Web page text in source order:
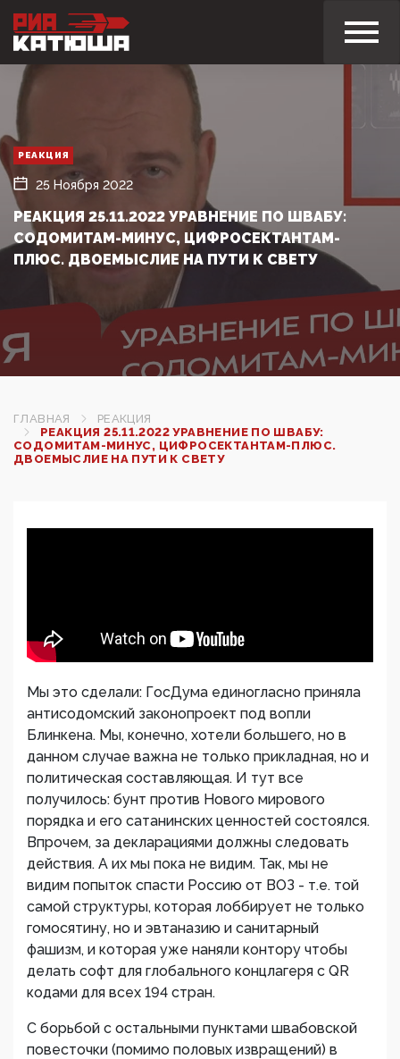
РЕАКЦИЯ
25 Ноября 2022
РЕАКЦИЯ 25.11.2022 УРАВНЕНИЕ ПО ШВАБУ:
СОДОМИТАМ-МИНУС, ЦИФРОСЕКТАНТАМ-
ПЛЮС. ДВОЕМЫСЛИЕ НА ПУТИ К СВЕТУ
ГЛАВНАЯ
РЕАКЦИЯ
РЕАКЦИЯ 25.11.2022 УРАВНЕНИЕ ПО ШВАБУ:
СОДОМИТАМ-МИНУС, ЦИФРОСЕКТАНТАМ-ПЛЮС.
ДВОЕМЫСЛИЕ НА ПУТИ К СВЕТУ
Мы это сделали: ГосДума единогласно приняла
антисодомский законопроект под вопли
Блинкена. Мы, конечно, хотели большего, но в
данном случае важна не только прикладная, но и
политическая составляющая. И тут все
получилось: бунт против Нового мирового
порядка и его сатанинских ценностей состоялся.
Впрочем, за декларациями должны следовать
действия. А их мы пока не видим. Так, мы не
видим попыток спасти Россию от ВОЗ - т.е. той
самой структуры, которая лоббирует не только
гомосятину, но и эвтаназию и санитарный
фашизм, и которая уже наняли контору чтобы
делать софт для глобального концлагеря с QR
кодами для всех 194 стран.
С борьбой с остальными пунктами швабовской
повесточки (помимо половых извращений) в